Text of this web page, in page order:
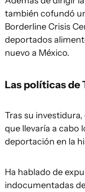
también cofundó
Borderline Crisis
deportados
nuevo a México.
Las políticas de
Tras su
que llevaría a cabo
deportación en la
Ha hablado de
indocumentadas